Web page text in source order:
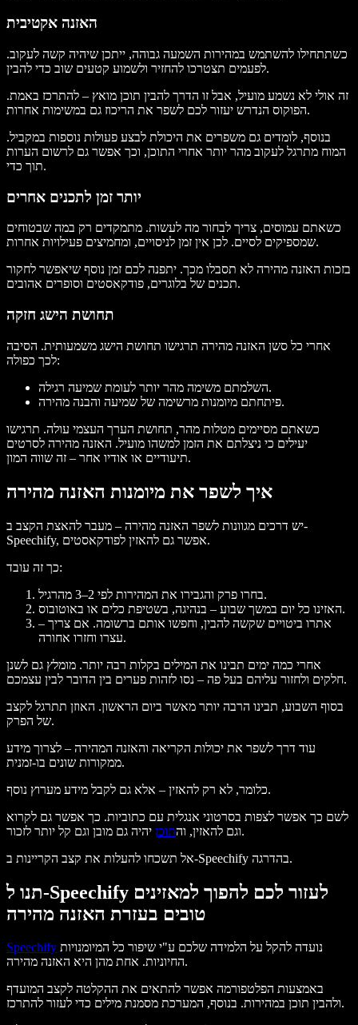
האזנה אקטיבית
כשתתחילו להשתמש במהירות השמעה גבוהה, ייתכן שיהיה קשה לעקוב.
לפעמים תצטרכו להחזיר ולשמוע קטעים שוב כדי להבין.
זה אולי לא נשמע מועיל, אבל זו הדרך להבין תוכן מואץ – להתרכז באמת.
הפוקוס הנדרש יעזור לכם לשפר את הריכוז גם במשימות אחרות.
בנוסף, לומדים גם משפרים את היכולת לבצע פעולות נוספות במקביל.
המוח מתרגל לעקוב מהר יותר אחרי התוכן, וכך אפשר גם לרשום הערות
תוך כדי.
יותר זמן לתכנים אחרים
כשאתם עמוסים, צריך לבחור מה לעשות. מתמקדים רק במה שבטוחים
שמספיקים לסיים. לכן אין זמן לניסויים, ומחמיצים פעילויות אחרות.
בזכות האזנה מהירה לא תסבלו מכך. יתפנה לכם זמן נוסף שיאפשר לחקור
תכנים של בלוגרים, פודקאסטים וסופרים אהובים.
תחושת הישג חזקה
אחרי כל סשן האזנה מהירה תרגישו תחושת הישג משמעותית. הסיבה
לכך כפולה:
השלמתם משימה מהר יותר לעומת שמיעה רגילה.
פיתחתם מיומנות מרשימה של שמיעה והבנה מהירה.
כשאתם מסיימים מטלות מהר, תחושת הערך העצמי עולה. תרגישו
יעילים כי ניצלתם את הזמן למשהו מועיל. האזנה מהירה לסרטים
תיעודיים או אודיו אחר – זה שווה המון.
איך לשפר את מיומנות האזנה מהירה
יש דרכים מגוונות לשפר האזנה מהירה – מעבר להאצת הקצב ב-
Speechify, אפשר גם להאזין לפודקאסטים.
כך זה עובד:
בחרו פרק והגבירו את המהירות לפי 2–3 מהרגיל.
האזינו כל יום במשך שבוע – בנהיגה, בשטיפת כלים או באוטובוס.
אתרו ביטויים שקשה להבין, וחפשו אותם ברשומה. אם צריך –
עצרו וחזרו אחורה.
אחרי כמה ימים תבינו את המילים בקלות רבה יותר. מומלץ גם לשנן
חלקים ולחזור עליהם בעל פה – נסו לזהות פערים בין הדובר לבין עצמכם.
בסוף השבוע, תבינו הרבה יותר מאשר ביום הראשון. האוזן תתרגל לקצב
של הפרק.
עוד דרך לשפר את יכולות הקריאה והאזנה המהירה – לצרוך מידע
ממקורות שונים בו-זמנית.
כלומר, לא רק להאזין – אלא גם לקבל מידע מערוץ נוסף.
לשם כך אפשר לצפות בסרטוני אנגלית עם כתוביות. כך אפשר גם לקרוא
וגם להאזין, והתוכן
יהיה גם מובן וגם קל יותר לזכור.
אל תשכחו להעלות את קצב הקריינות ב-Speechify בהדרגה.
תנו ל-Speechify לעזור לכם להפוך למאזינים
טובים בעזרת האזנה מהירה
Speechify
החיוניות. אחת מהן היא האזנה מהירה.
באמצעות הפלטפורמה אפשר להתאים את ההקלטה לקצב המועדף
ולהבין תוכן במהירות. בנוסף, המערכת מסמנת מילים כדי לעזור להתרכז.